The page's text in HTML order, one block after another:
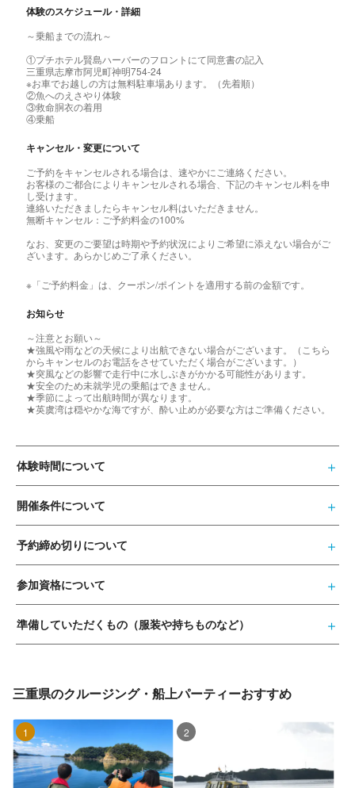
体験のスケジュール・詳細
～乗船までの流れ～
①プチホテル賢島ハーバーのフロントにて同意書の記入
三重県志摩市阿児町神明754‐24
※お車でお越しの方は無料駐車場あります。（先着順）
②魚へのえさやり体験
③救命胴衣の着用
④乗船
キャンセル・変更について
ご予約をキャンセルされる場合は、速やかにご連絡ください。
お客様のご都合によりキャンセルされる場合、下記のキャンセル料を申
し受けます。
連絡いただきましたらキャンセル料はいただきません。
無断キャンセル：ご予約料金の100%
なお、変更のご要望は時期や予約状況によりご希望に添えない場合がご
ざいます。あらかじめご了承ください。
※「ご予約料金」は、クーポン/ポイントを適用する前の金額です。
お知らせ
～注意とお願い～
★強風や雨などの天候により出航できない場合がございます。（こちら
からキャンセルのお電話をさせていただく場合がございます。）
★突風などの影響で走行中に水しぶきがかかる可能性があります。
★安全のため未就学児の乗船はできません。
★季節によって出航時間が異なります。
★英虞湾は穏やかな海ですが、酔い止めが必要な方はご準備ください。
体験時間について
開催条件について
予約締め切りについて
参加資格について
準備していただくもの（服装や持ちものなど）
三重県のクルージング・船上パーティーおすすめ
1位